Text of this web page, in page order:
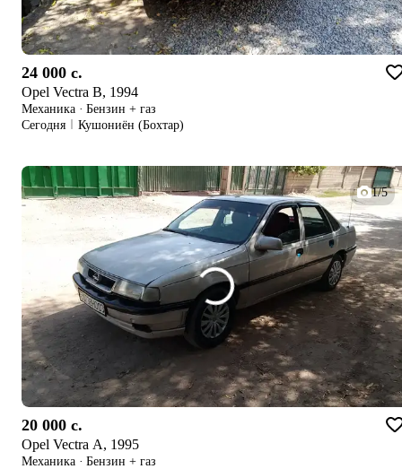
24 000 c.
Opel Vectra B, 1994
Механика · Бензин + газ
Сегодня
Кушониён (Бохтар)
1/5
20 000 c.
Opel Vectra A, 1995
Механика · Бензин + газ